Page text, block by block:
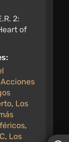
2:
of
Acciones
, Los
,
, Los